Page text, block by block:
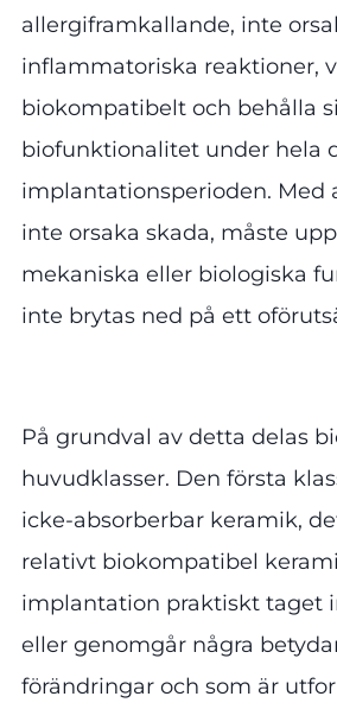
allergiframkallande, inte
inflammatoriska reaktioner,
biokompatibelt och behålla
biofunktionalitet under hela
implantationsperioden. Med
inte orsaka skada, måste
mekaniska eller biologiska
inte brytas ned på ett
På grundval av detta delas
huvudklasser. Den första
icke-absorberbar keramik,
relativt biokompatibel
implantation praktiskt taget
eller genomgår några
förändringar och som är